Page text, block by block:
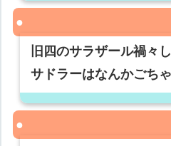
旧四のサラザール禍々
サドラーはなんかごち